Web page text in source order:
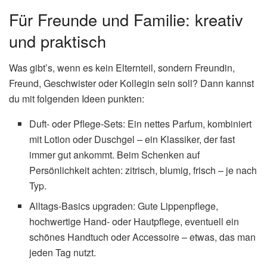
Für Freunde und Familie: kreativ
und praktisch
Was gibt’s, wenn es kein Elternteil, sondern Freundin,
Freund, Geschwister oder Kollegin sein soll? Dann kannst
du mit folgenden Ideen punkten:
Duft- oder Pflege-Sets: Ein nettes Parfum, kombiniert
mit Lotion oder Duschgel – ein Klassiker, der fast
immer gut ankommt. Beim Schenken auf
Persönlichkeit achten: zitrisch, blumig, frisch – je nach
Typ.
Alltags-Basics upgraden: Gute Lippenpflege,
hochwertige Hand- oder Hautpflege, eventuell ein
schönes Handtuch oder Accessoire – etwas, das man
jeden Tag nutzt.